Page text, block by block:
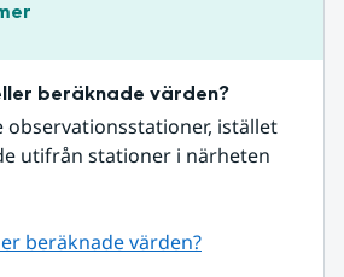
beräknade värden?
istället
utifrån stationer i närheten
beräknade värden?